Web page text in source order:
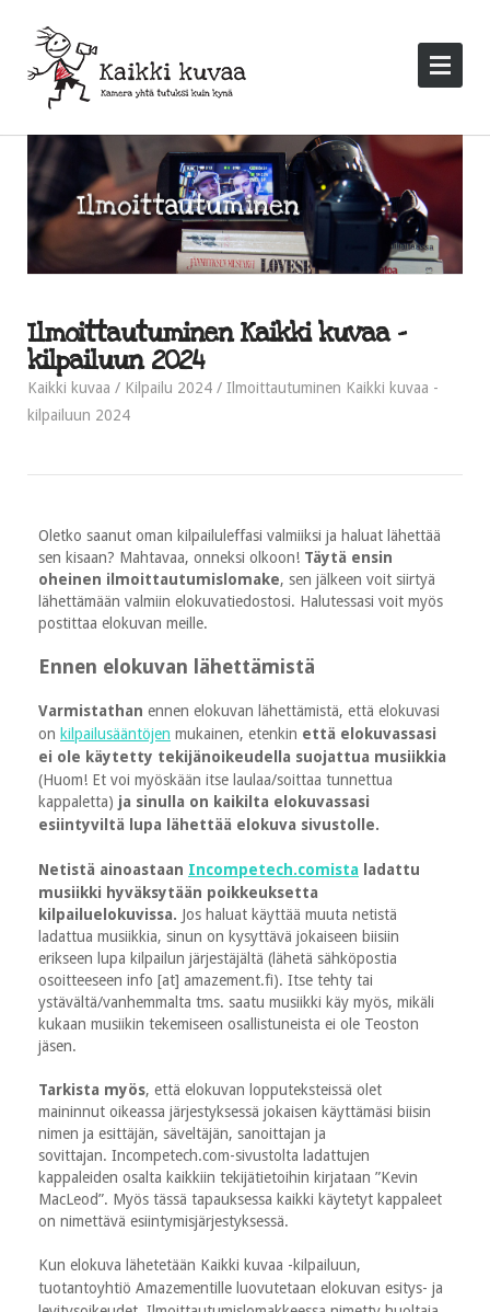
Ilmoittautuminen Kaikki kuvaa -
kilpailuun 2024
Kaikki kuvaa Kilpailu 2024
Ilmoittautuminen Kaikki kuvaa -
kilpailuun 2024
Oletko saanut oman kilpailuleffasi valmiiksi ja haluat lähettää
sen kisaan? Mahtavaa, onneksi olkoon! Täytä ensin
oheinen ilmoittautumislomake, sen jälkeen voit siirtyä
lähettämään valmiin elokuvatiedostosi. Halutessasi voit myös
postittaa elokuvan meille.
Ennen elokuvan lähettämistä
Varmistathan ennen elokuvan lähettämistä, että elokuvasi
on kilpailusääntöjen mukainen, etenkin että elokuvassasi
ei ole käytetty tekijänoikeudella suojattua musiikkia
(Huom! Et voi myöskään itse laulaa/soittaa tunnettua
kappaletta) ja sinulla on kaikilta elokuvassasi
esiintyviltä lupa lähettää elokuva sivustolle.
Netistä ainoastaan Incompetech.comista ladattu
musiikki hyväksytään poikkeuksetta
kilpailuelokuvissa. Jos haluat käyttää muuta netistä
ladattua musiikkia, sinun on kysyttävä jokaiseen biisiin
erikseen lupa kilpailun järjestäjältä (lähetä sähköpostia
osoitteeseen info [at] amazement.fi). Itse tehty tai
ystävältä/vanhemmalta tms. saatu musiikki käy myös, mikäli
kukaan musiikin tekemiseen osallistuneista ei ole Teoston
jäsen.
Tarkista myös, että elokuvan lopputeksteissä olet
maininnut oikeassa järjestyksessä jokaisen käyttämäsi biisin
nimen ja esittäjän, säveltäjän, sanoittajan ja
sovittajan. Incompetech.com-sivustolta ladattujen
kappaleiden osalta kaikkiin tekijätietoihin kirjataan ”Kevin
MacLeod”. Myös tässä tapauksessa kaikki käytetyt kappaleet
on nimettävä esiintymisjärjestyksessä.
Kun elokuva lähetetään Kaikki kuvaa -kilpailuun,
tuotantoyhtiö Amazementille luovutetaan elokuvan esitys- ja